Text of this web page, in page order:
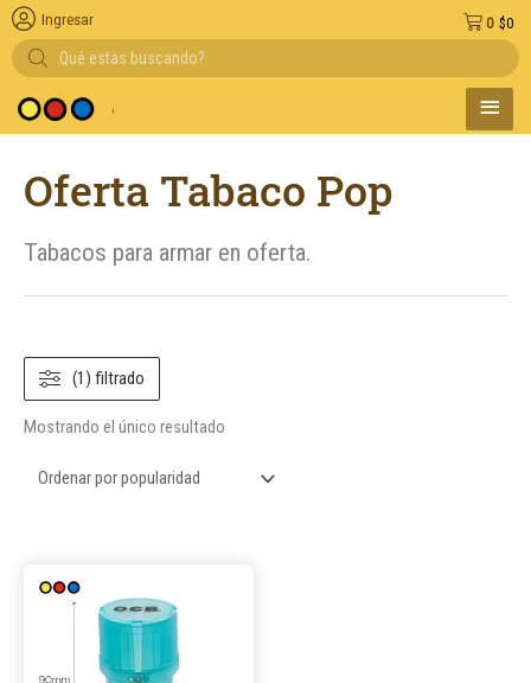
Búsqueda
de
productos
de pago
$0
0
Ingresar
MENÚ
Oferta Tabaco Pop
Tabacos para armar en oferta.
(1) filtrado
Mostrando el único resultado